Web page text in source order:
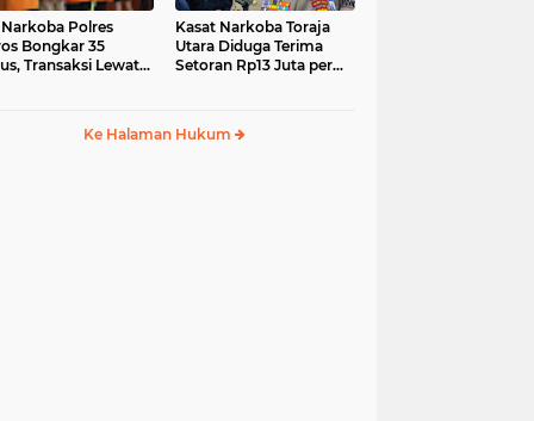
Polres
Bongkar 35
Transaksi Lewat
Kasat Narkoba Toraja
Utara Diduga Terima
Setoran Rp13 Juta per
Ke Halaman Hukum